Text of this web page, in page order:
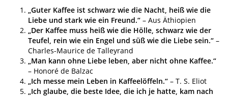
„Guter Kaffee ist schwarz wie die Nacht, heiß wie die
Liebe und stark wie ein Freund.“ – Aus Äthiopien
„Der Kaffee muss heiß wie die Hölle, schwarz wie der
Teufel, rein wie ein Engel und süß wie die Liebe sein.“ –
Charles-Maurice de Talleyrand
„Man kann ohne Liebe leben, aber nicht ohne Kaffee.“
– Honoré de Balzac
„Ich messe mein Leben in Kaffeelöffeln.“ – T. S. Eliot
„Ich glaube, die beste Idee, die ich je hatte, kam nach